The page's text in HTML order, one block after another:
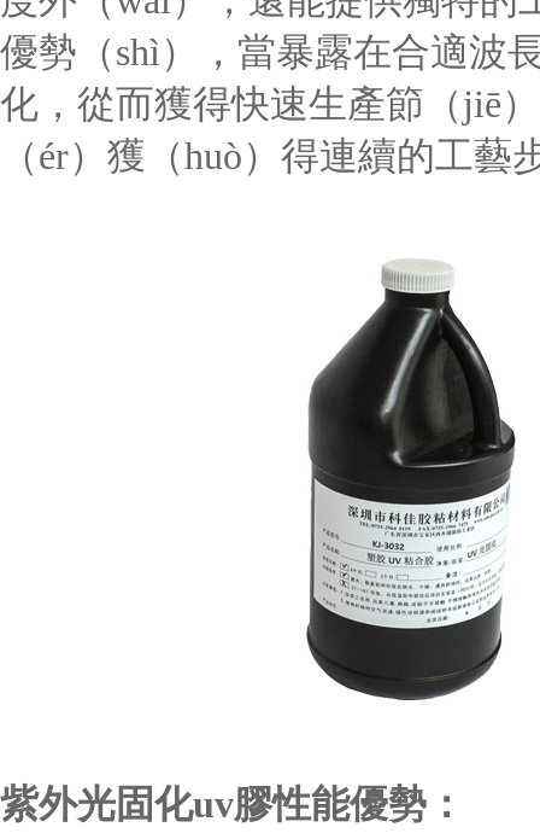
優勢（shì），當暴露在合適波
化，從而獲得快速生產節（jiē
（ér）獲（huò）得連續的工藝
紫外光固化uv膠性能優勢 ：